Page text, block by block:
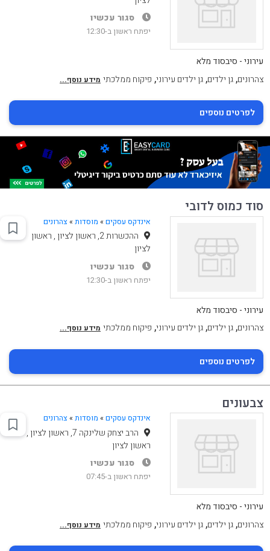
סגור עכשיו
יפתח ראשון ב-12:30
עירוני - סיבסוד מלא
צהרונים,גן ילדים,גן ילדים עירוני, פיקוח ממלכתי מידע נוסף...
לפרטים נוספים
סוד כמוס לדובי
אינדקס עסקים » מוסדות» צהרונים
ההכשרות 2, ראשון לציון , ראשון
לציון
סגור עכשיו
יפתח ראשון ב-12:30
עירוני - סיבסוד מלא
צהרונים,גן ילדים,גן ילדים עירוני, פיקוח ממלכתי מידע נוסף...
לפרטים נוספים
צבעונים
אינדקס עסקים » מוסדות» צהרונים
הרב יצחק שלינקה 7, ראשון לציון ,
ראשון לציון
סגור עכשיו
יפתח ראשון ב-07:45
עירוני - סיבסוד מלא
צהרונים,גן ילדים,גן ילדים עירוני, פיקוח ממלכתי מידע נוסף...